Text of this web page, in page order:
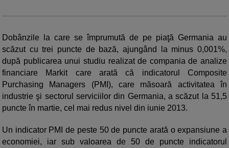
Dobânzile la care se împrumută de pe piaţă Germania au
scăzut cu trei puncte de bază, ajungând la minus 0,001%,
după publicarea unui studiu realizat de compania de analize
financiare Markit care arată că indicatorul Composite
Purchasing Managers (PMI), care măsoară activitatea în
industrie şi sectorul serviciilor din Germania, a scăzut la 51,5
puncte în martie, cel mai redus nivel din iunie 2013.
Un indicator PMI de peste 50 de puncte arată o expansiune a
economiei, iar sub valoarea de 50 de puncte indicatorul